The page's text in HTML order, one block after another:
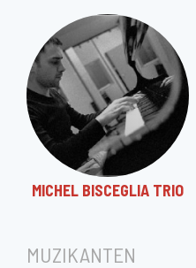
MICHEL BISCEGLIA TRIO
MUZIKANTEN